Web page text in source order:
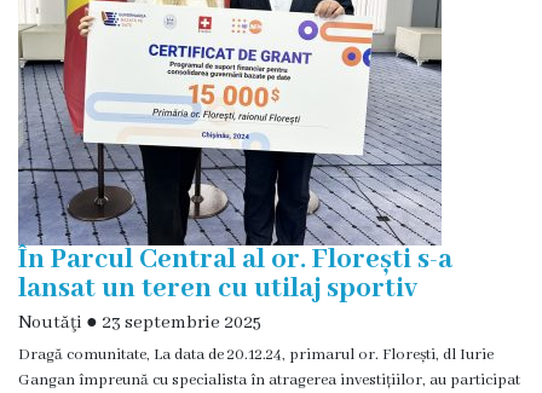
finalizate
Instituții
subordonate
Funcţii
vacante
Consiliul
Secretar
În Parcul Central al or. Florești s-a
lansat un teren cu utilaj sportiv
Noutăţi ● 23 septembrie 2025
Dragă comunitate, La data de 20.12.24, primarul or. Florești, dl Iurie
Gangan împreună cu specialista în atragerea investițiilor, au participat